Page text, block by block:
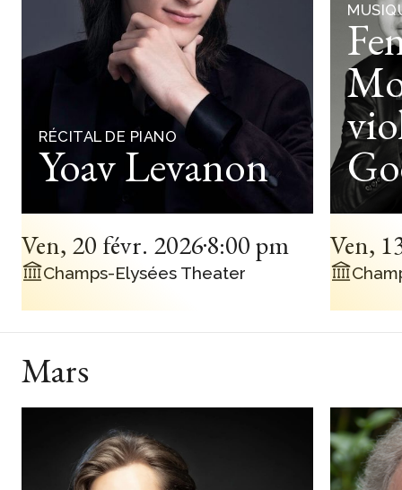
RÉCITAL DE PIANO
Yoav Levanon
Ven, 20 févr. 20268:00 pm
Champs-Elysées Theater
Ven,
Mars